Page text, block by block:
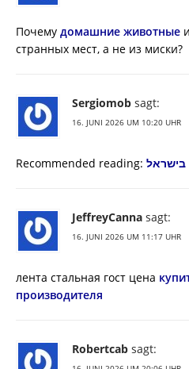
Почему домашние животные
странных мест, а не из миски?
Sergiomob sagt:
16. JUNI 2026 UM 10:20 UHR
Recommended reading: בישראל
JeffreyCanna sagt:
16. JUNI 2026 UM 11:17 UHR
лента стальная гост цена
производителя
Robertcab sagt: